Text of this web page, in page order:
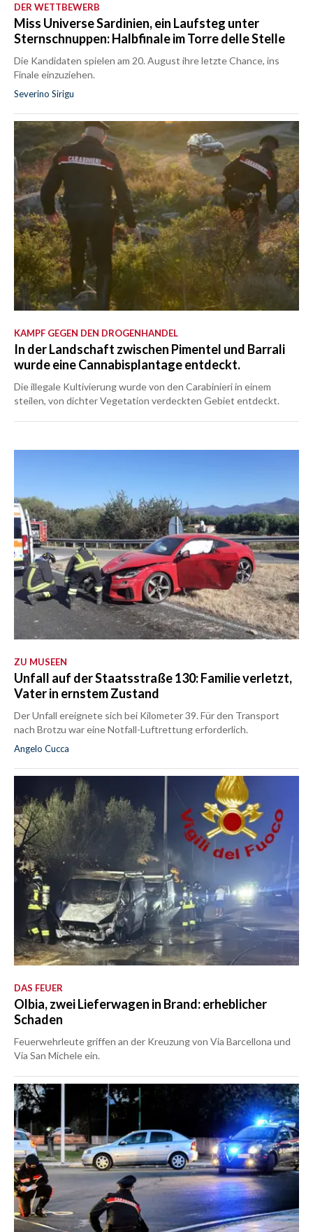
DER WETTBEWERB
Miss Universe Sardinien, ein Laufsteg unter
Sternschnuppen: Halbfinale im Torre delle Stelle
Die Kandidaten spielen am 20. August ihre letzte Chance, ins
Finale einzuziehen.
Severino Sirigu
KAMPF GEGEN DEN DROGENHANDEL
In der Landschaft zwischen Pimentel und Barrali
wurde eine Cannabisplantage entdeckt.
Die illegale Kultivierung wurde von den Carabinieri in einem
steilen, von dichter Vegetation verdeckten Gebiet entdeckt.
ZU MUSEEN
Unfall auf der Staatsstraße 130: Familie verletzt,
Vater in ernstem Zustand
Der Unfall ereignete sich bei Kilometer 39. Für den Transport
nach Brotzu war eine Notfall-Luftrettung erforderlich.
Angelo Cucca
DAS FEUER
Olbia, zwei Lieferwagen in Brand: erheblicher
Schaden
Feuerwehrleute griffen an der Kreuzung von Via Barcellona und
Via San Michele ein.